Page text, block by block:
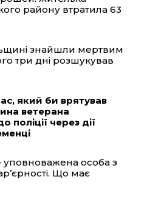
району втратила 63
знайшли мертвим
три дні розшукував
який би врятував
ветерана
поліції через дії
уповноважена особа з
Що має